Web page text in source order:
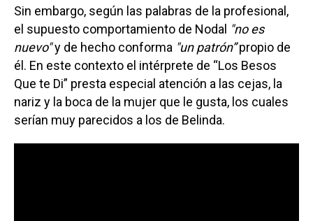
Sin embargo, según las palabras de la profesional,
el supuesto comportamiento de Nodal "no es
nuevo"y de hecho conforma "un patrón”propio de
él. En este contexto el intérprete de “Los Besos
Que te Di” presta especial atención a las cejas, la
nariz y la boca de la mujer que le gusta, los cuales
serían muy parecidos a los de Belinda.